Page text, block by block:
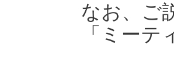
なお、ご
「ミー